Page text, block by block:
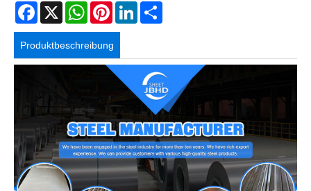
Facebook
X WhatsAppPinterestLinkedIn
Produktbeschreibung